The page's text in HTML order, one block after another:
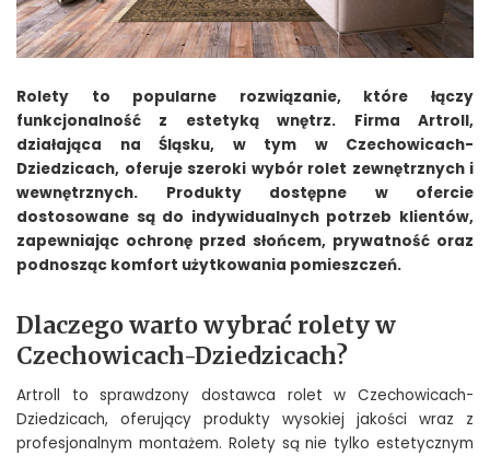
Rolety to popularne rozwiązanie, które łączy
funkcjonalność z estetyką wnętrz. Firma Artroll,
działająca na Śląsku, w tym w Czechowicach-
Dziedzicach, oferuje szeroki wybór rolet zewnętrznych i
wewnętrznych. Produkty dostępne w ofercie
dostosowane są do indywidualnych potrzeb klientów,
zapewniając ochronę przed słońcem, prywatność oraz
podnosząc komfort użytkowania pomieszczeń.
Dlaczego warto wybrać rolety w
Czechowicach-Dziedzicach?
Artroll to sprawdzony dostawca rolet w Czechowicach-
Dziedzicach, oferujący produkty wysokiej jakości wraz z
profesjonalnym montażem. Rolety są nie tylko estetycznym